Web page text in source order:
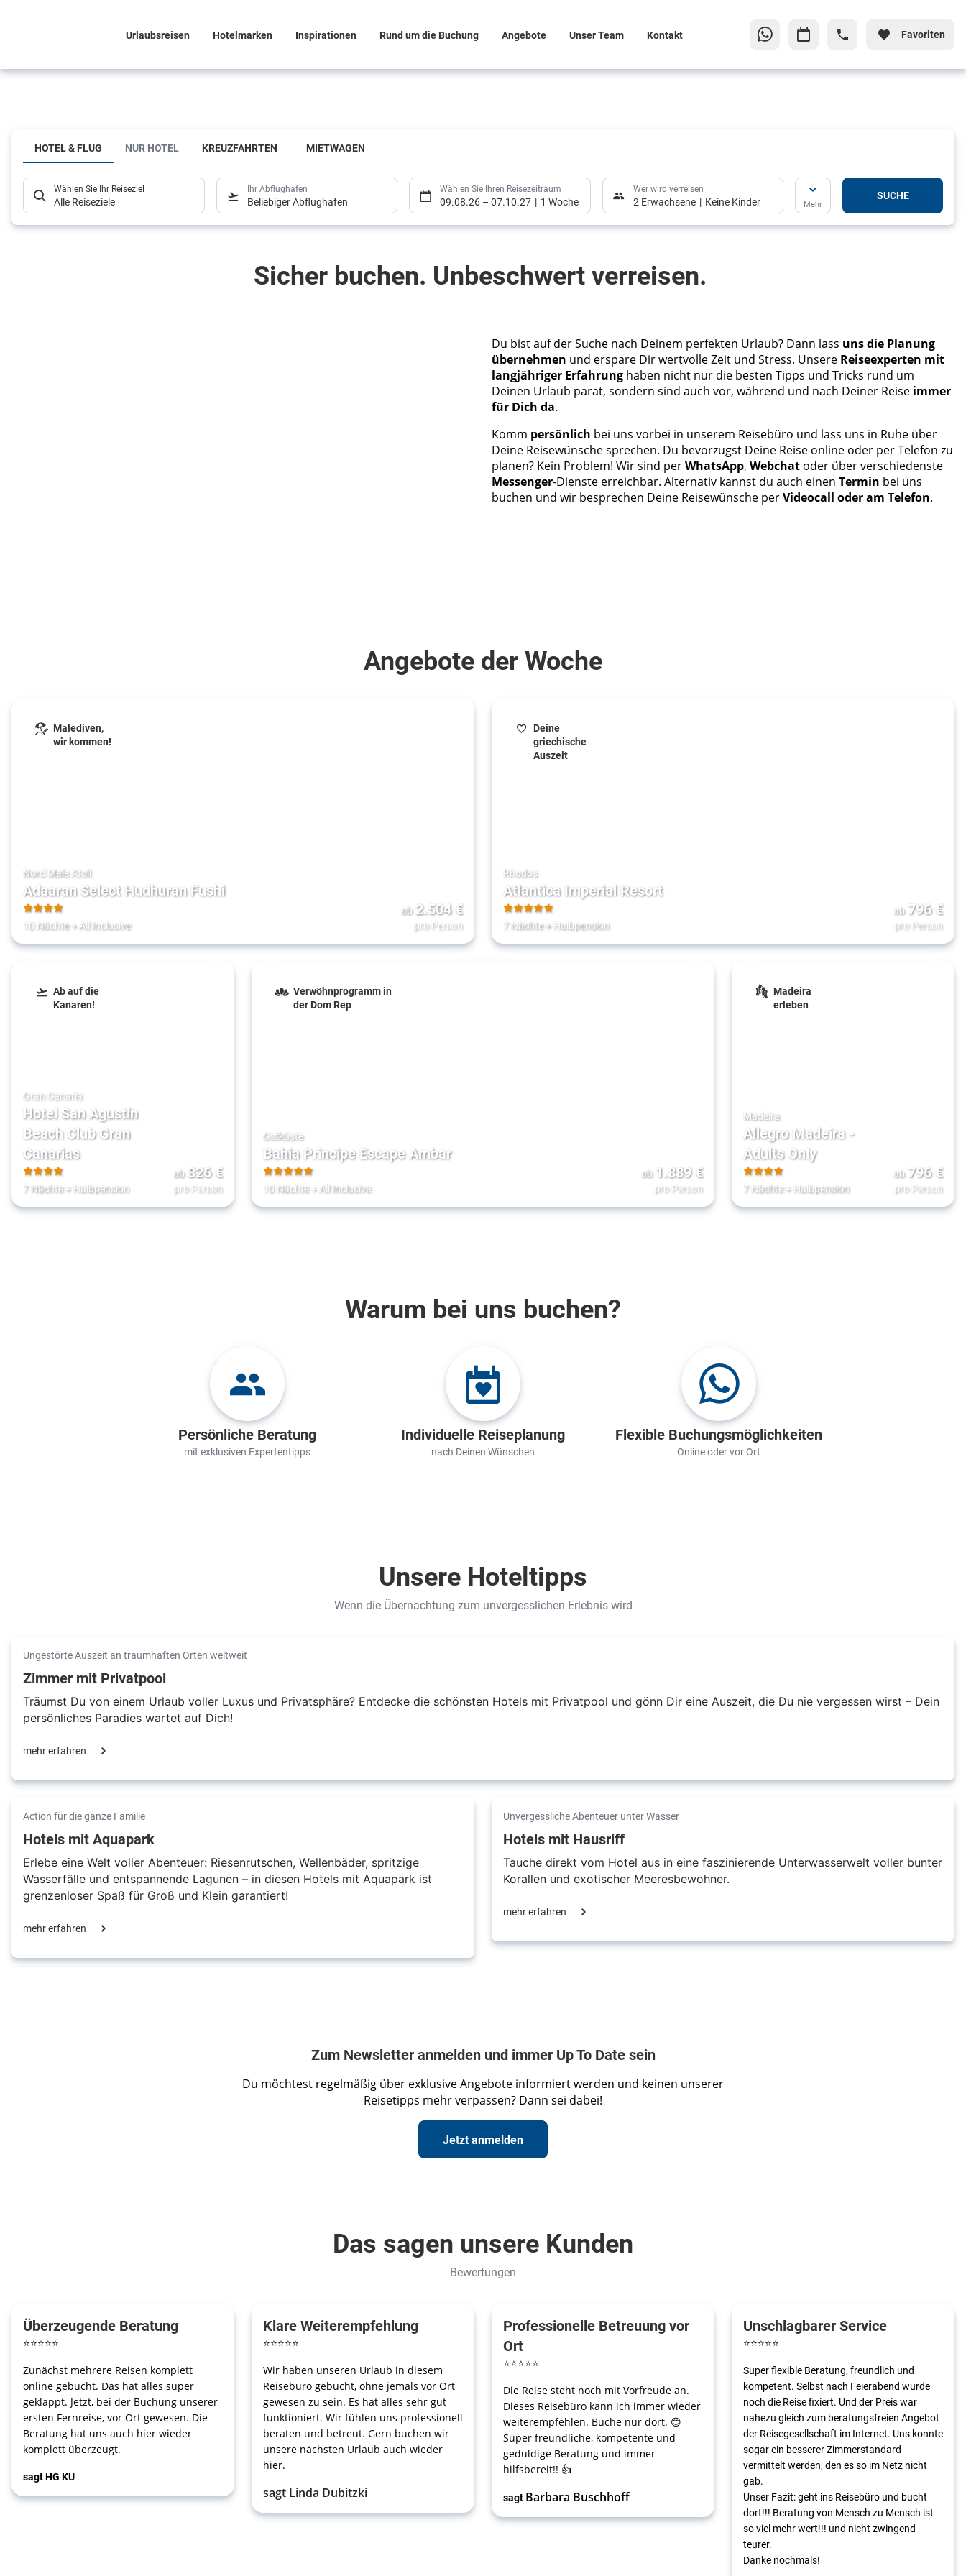
Urlaubsreisen Hotelmarken Inspirationen Rund um die Buchung Angebote Unser Team Kontakt Favoriten
Unsere
Reiseexperten
lassen Deine
HOTEL & FLUG NUR HOTEL KREUZFAHRTEN MIETWAGEN
Wählen Sie Ihr Reiseziel
Alle Reiseziele
Ihr Abflughafen
Beliebiger Abflughafen
Wählen Sie Ihren Reisezeitraum
09.08.26 – 07.10.27 1 Woche
Wer wird verreisen
2 Erwachsene Keine Kinder Mehr
SUCHE
Sicher buchen. Unbeschwert verreisen.
Du bist auf der Suche nach Deinem perfekten Urlaub? Dann lass uns die Planung
übernehmen und erspare Dir wertvolle Zeit und Stress. Unsere Reiseexperten mit
langjähriger Erfahrung haben nicht nur die besten Tipps und Tricks rund um
Deinen Urlaub parat, sondern sind auch vor, während und nach Deiner Reise immer
für Dich da.
Komm persönlich bei uns vorbei in unserem Reisebüro und lass uns in Ruhe über
Deine Reisewünsche sprechen. Du bevorzugst Deine Reise online oder per Telefon zu
planen? Kein Problem! Wir sind perWhatsApp, Webchat oder über verschiedenste
Messenger-Dienste erreichbar. Alternativ kannst du auch einen Termin bei uns
buchen und wir besprechen Deine Reisewünsche perVideocall oder am Telefon.
Angebote der Woche
Malediven,
wir kommen!
Nord Male Atoll
Adaaran Select Hudhuran Fushi
4
10 Nächte+ All Inclusive
ab 2.504€
pro Person
Deine
griechische
Auszeit
Rhodos
Atlantica Imperial Resort
5
7 Nächte+ Halbpension
ab 796€
pro Person
Ab auf die
Kanaren!
Gran Canaria
Hotel San Agustín
Beach Club Gran
Canarias
4
7 Nächte+ Halbpension
ab 826€
pro Person
Verwöhnprogramm in
der Dom Rep
Ostküste
Bahia Principe Escape Ambar
5
10 Nächte+ All Inclusive
ab 1.889€
pro Person
Madeira
erleben
Madeira
Allegro Madeira -
Adults Only
4
7 Nächte+ Halbpension
ab 796€
pro Person
Warum bei uns buchen?
Persönliche Beratung
mit exklusiven Expertentipps
Individuelle Reiseplanung
nach Deinen Wünschen
Flexible Buchungsmöglichkeiten
Online oder vor Ort
Unsere Hoteltipps
Wenn die Übernachtung zum unvergesslichen Erlebnis wird
Ungestörte Auszeit an traumhaften Orten weltweit
Zimmer mit Privatpool
Träumst Du von einem Urlaub voller Luxus und Privatsphäre? Entdecke die schönsten Hotels mit Privatpool und gönn Dir eine Auszeit, die Du nie vergessen wirst – Dein
persönliches Paradies wartet auf Dich!
mehr erfahren
Action für die ganze Familie
Hotels mit Aquapark
Erlebe eine Welt voller Abenteuer: Riesenrutschen, Wellenbäder, spritzige
Wasserfälle und entspannende Lagunen – in diesen Hotels mit Aquapark ist
grenzenloser Spaß für Groß und Klein garantiert!
mehr erfahren
Unvergessliche Abenteuer unter Wasser
Hotels mit Hausriff
Tauche direkt vom Hotel aus in eine faszinierende Unterwasserwelt voller bunter
Korallen und exotischer Meeresbewohner.
mehr erfahren
Zum Newsletter anmelden und immer Up To Date sein
Du möchtest regelmäßig über exklusive Angebote informiert werden und keinen unserer
Reisetipps mehr verpassen? Dann sei dabei!
Jetzt anmelden
Das sagen unsere Kunden
Bewertungen
Überzeugende Beratung
⭐⭐⭐⭐⭐
Zunächst mehrere Reisen komplett
online gebucht. Das hat alles super
geklappt. Jetzt, bei der Buchung unserer
ersten Fernreise, vor Ort gewesen. Die
Beratung hat uns auch hier wieder
komplett überzeugt.
sagt HG KU
Klare Weiterempfehlung
⭐⭐⭐⭐⭐
Wir haben unseren Urlaub in diesem
Reisebüro gebucht, ohne jemals vor Ort
gewesen zu sein. Es hat alles sehr gut
funktioniert. Wir fühlen uns professionell
beraten und betreut. Gern buchen wir
unsere nächsten Urlaub auch wieder
hier.
sagt Linda Dubitzki
Professionelle Betreuung vor
Ort
⭐⭐⭐⭐⭐
Die Reise steht noch mit Vorfreude an.
Dieses Reisebüro kann ich immer wieder
weiterempfehlen. Buche nur dort. 😊
Super freundliche, kompetente und
geduldige Beratung und immer
hilfsbereit!! 👍
sagt Barbara Buschhoff
Unschlagbarer Service
⭐⭐⭐⭐⭐
Super flexible Beratung, freundlich und
kompetent. Selbst nach Feierabend wurde
noch die Reise fixiert. Und der Preis war
nahezu gleich zum beratungsfreien Angebot
der Reisegesellschaft im Internet. Uns konnte
sogar ein besserer Zimmerstandard
vermittelt werden, den es so im Netz nicht
gab.
Unser Fazit: geht ins Reisebüro und bucht
dort!!! Beratung von Mensch zu Mensch ist
so viel mehr wert!!! und nicht zwingend
teurer.
Danke nochmals!